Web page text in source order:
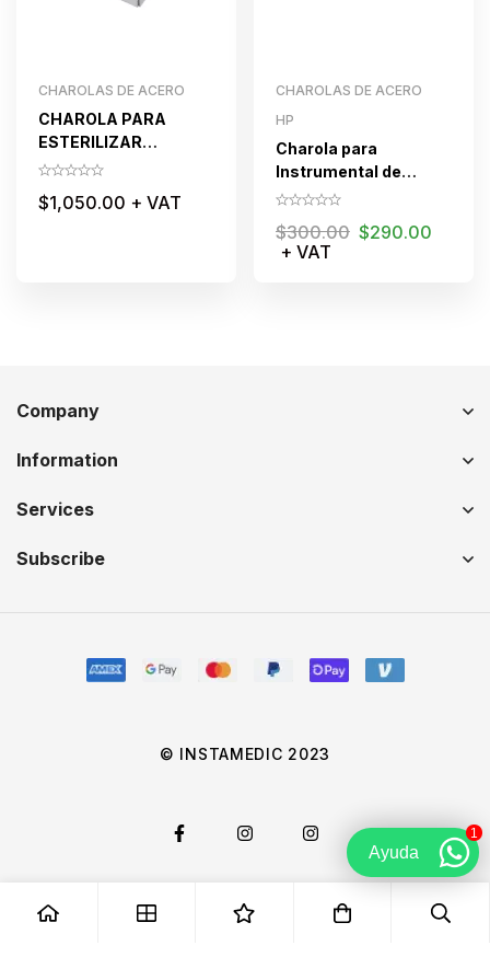
CHAROLAS DE ACERO
CHAROLA PARA
ESTERILIZAR
INTRUMENTAL CON
21×6.5×2.2 CM. (*)
$1,050.00 + VAT
CHAROLAS DE ACERO
HP
Charola para
Instrumental de
Podología
$300.00 $290.00
+ VAT
Company
Information
Services
Subscribe
© INSTAMEDIC 2023
Ayuda
1